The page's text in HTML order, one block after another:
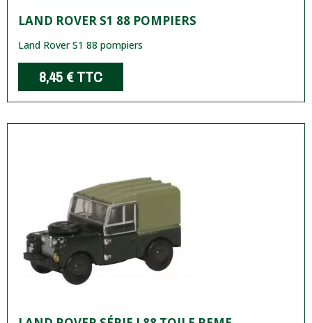
LAND ROVER S1 88 POMPIERS
Land Rover S1 88 pompiers
8,45 €TTC